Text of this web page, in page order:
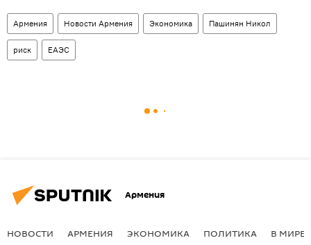
Армения Новости Армения Экономика Пашинян Никол
риск ЕАЭС
Армения
НОВОСТИ АРМЕНИЯ ЭКОНОМИКА ПОЛИТИКА В МИРЕ